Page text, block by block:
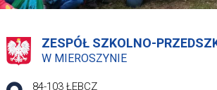
ZESPÓŁ SZKOLNO-
W MIEROSZYNIE
Adres pocztowy:
84-103 ŁEBCZ